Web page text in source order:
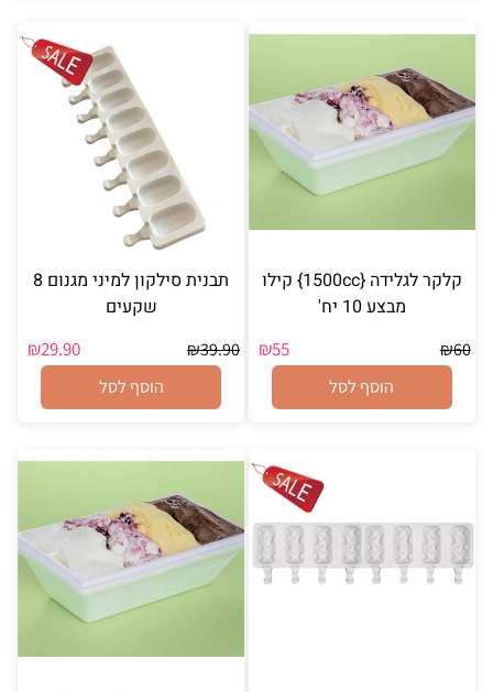
קלקר לגלידה {1500cc} קילו
מבצע 10 יח'
₪60
₪55
הוסף לסל
תבנית סילקון למיני מגנום 8
שקעים
₪39.90
₪29.90
הוסף לסל